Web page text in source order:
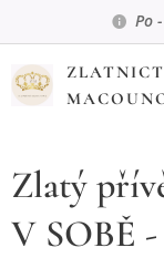
Po
Zlatý
V SOBĚ -